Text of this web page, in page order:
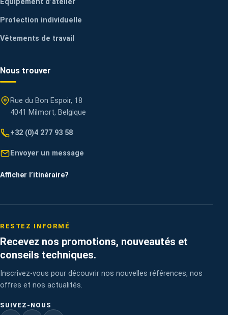
Protection individuelle
Vêtements de travail
Nous trouver
Rue du Bon Espoir, 18
4041 Milmort, Belgique
+32 (0)4 277 93 58
Envoyer un message
Afficher l’itinéraire?
RESTEZ INFORMÉ
Recevez nos promotions, nouveautés et
conseils techniques.
Inscrivez-vous pour découvrir nos nouvelles références, nos
offres et nos actualités.
SUIVEZ-NOUS